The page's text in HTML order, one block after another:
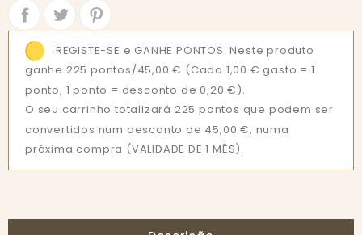
REGISTE-SE e GANHE PONTOS. Neste produto
ganhe 225 pontos/45,00 € (Cada 1,00 € gasto = 1
ponto, 1 ponto = desconto de 0,20 €).
O seu carrinho totalizará 225 pontos que podem ser
convertidos num desconto de 45,00 €, numa
próxima compra (VALIDADE DE 1 MÊS).